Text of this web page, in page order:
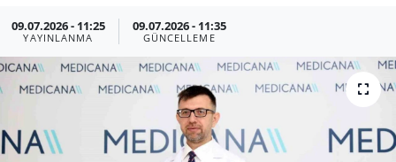
09.07.2026 - 11:25
YAYINLANMA
09.07.2026 - 11:35
GÜNCELLEME